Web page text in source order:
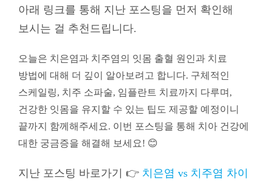
아래 링크를 통해 지난 포스팅을 먼저 확인해
보시는 걸 추천드립니다.
오늘은 치은염과 치주염의 잇몸 출혈 원인과 치료
방법에 대해 더 깊이 알아보려고 합니다. 구체적인
스케일링, 치주 소파술, 임플란트 치료까지 다루며,
건강한 잇몸을 유지할 수 있는 팁도 제공할 예정이니
끝까지 함께해주세요. 이번 포스팅을 통해 치아 건강에
대한 궁금증을 해결해 보세요! 😊
지난 포스팅 바로가기 👉 치은염 vs 치주염 차이